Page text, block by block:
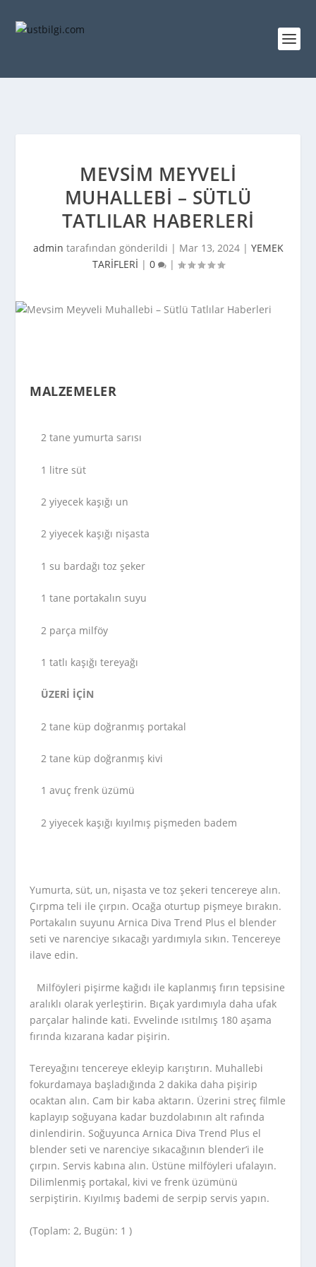
MEVSIM MEYVELI
MUHALLEBI – SÜTLÜ
TATLILAR HABERLERI
admin tarafından gönderildi | Mar 13, 2024| YEMEK
TARİFLERİ | 0 |
MALZEMELER
2 tane yumurta sarısı
1 litre süt
2 yiyecek kaşığı un
2 yiyecek kaşığı nişasta
1 su bardağı toz şeker
1 tane portakalın suyu
2 parça milföy
1 tatlı kaşığı tereyağı
ÜZERİ İÇİN
2 tane küp doğranmış portakal
2 tane küp doğranmış kivi
1 avuç frenk üzümü
2 yiyecek kaşığı kıyılmış pişmeden badem
Yumurta, süt, un, nişasta ve toz şekeri tencereye alın.
Çırpma teli ile çırpın. Ocağa oturtup pişmeye bırakın.
Portakalın suyunu Arnica Diva Trend Plus el blender
seti ve narenciye sıkacağı yardımıyla sıkın. Tencereye
ilave edin.
Milföyleri pişirme kağıdı ile kaplanmış fırın tepsisine
aralıklı olarak yerleştirin. Bıçak yardımıyla daha ufak
parçalar halinde kati. Evvelinde ısıtılmış 180 aşama
fırında kızarana kadar pişirin.
Tereyağını tencereye ekleyip karıştırın. Muhallebi
fokurdamaya başladığında 2 dakika daha pişirip
ocaktan alın. Cam bir kaba aktarın. Üzerini streç filmle
kaplayıp soğuyana kadar buzdolabının alt rafında
dinlendirin. Soğuyunca Arnica Diva Trend Plus el
blender seti ve narenciye sıkacağının blender’i ile
çırpın. Servis kabına alın. Üstüne milföyleri ufalayın.
Dilimlenmiş portakal, kivi ve frenk üzümünü
serpiştirin. Kıyılmış bademi de serpip servis yapın.
(Toplam: 2, Bugün: 1 )